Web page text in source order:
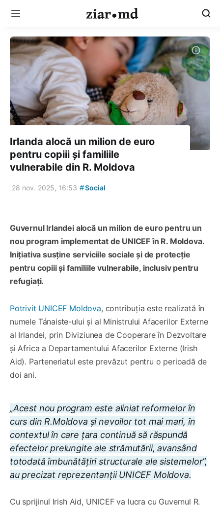
Irlanda alocă un milion de euro
pentru copiii și familiile
vulnerabile din R. Moldova
28 nov. 2025, 16:53 #Social
Guvernul Irlandei alocă un milion de euro pentru un
nou program implementat de UNICEF în R. Moldova.
Inițiativa susține serviciile sociale și de protecție
pentru copiii și familiile vulnerabile, inclusiv pentru
refugiați.
Potrivit UNICEF Moldova, contribuția este realizată în
numele Tánaiste-ului și al Ministrului Afacerilor Externe
al Irlandei, prin Diviziunea de Cooperare în Dezvoltare
și Africa a Departamentului Afacerilor Externe (Irish
Aid). Parteneriatul este prevăzut pentru o perioadă de
doi ani.
„Acest nou program este aliniat reformelor în
curs din R.Moldova și nevoilor tot mai mari, în
contextul în care țara continuă să răspundă
efectelor prelungite ale strămutării, avansând
totodată îmbunătățiri structurale ale sistemelor”,
au precizat reprezentanții UNICEF Moldova.
Cu sprijinul Irish Aid, UNICEF va lucra cu Guvernul R.